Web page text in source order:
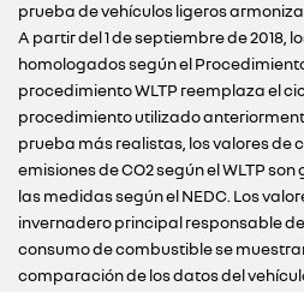
prueba de vehículos ligeros
A partir del 1 de septiembre de 2018,
homologados según el
procedimiento WLTP reemplaza el
procedimiento utilizado
prueba más realistas, los valores de
emisiones de CO2 según el WLTP
las medidas según el NEDC. Los
invernadero principal responsable
consumo de combustible se
comparación de los datos del